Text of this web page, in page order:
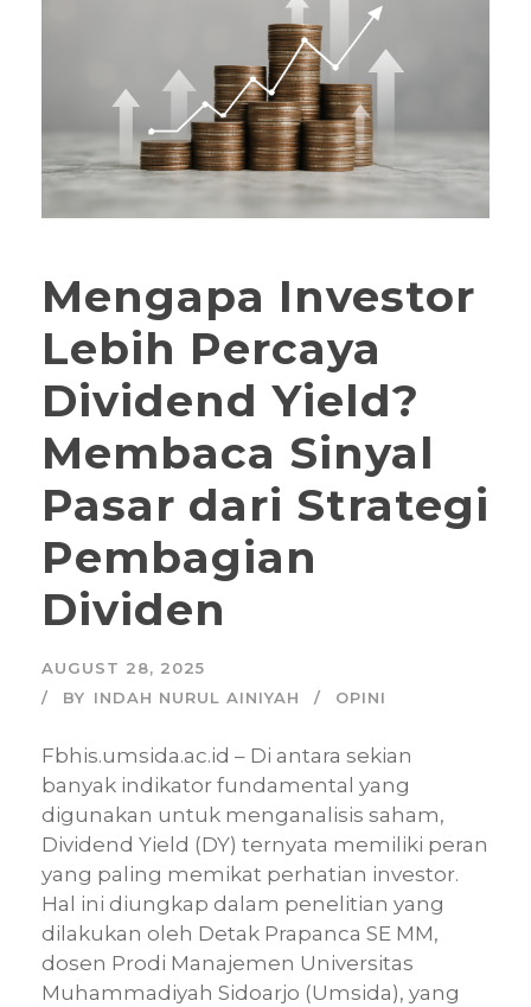
Mengapa Investor
Lebih Percaya
Dividend Yield?
Membaca Sinyal
Pasar dari Strategi
Pembagian
Dividen
AUGUST 28, 2025
BY INDAH NURUL AINIYAH OPINI
Fbhis.umsida.ac.id – Di antara sekian
banyak indikator fundamental yang
digunakan untuk menganalisis saham,
Dividend Yield (DY) ternyata memiliki peran
yang paling memikat perhatian investor.
Hal ini diungkap dalam penelitian yang
dilakukan oleh Detak Prapanca SE MM,
dosen Prodi Manajemen Universitas
Muhammadiyah Sidoarjo (Umsida), yang